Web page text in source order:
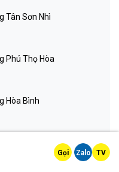
Tân Sơn Nhì
Phú Thọ Hòa
Hòa Bình
Phú Thọ
Gọi Zalo TV